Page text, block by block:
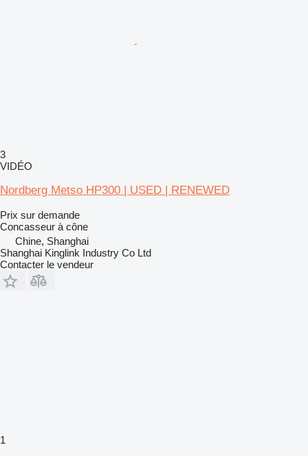
3
VIDÉO
Nordberg Metso HP300 | USED | RENEWED
Prix sur demande
Concasseur à cône
Chine, Shanghai
Shanghai Kinglink Industry Co Ltd
Contacter le vendeur
1